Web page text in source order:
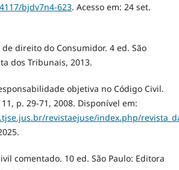
bjdv7n4-623. Acesso em: 24 set.
de direito do Consumidor. 4 ed. São
dos Tribunais, 2013.
objetiva no Código Civil.
p. 29-71, 2008. Disponível em:
revistaejuse/index.php/
comentado. 10 ed. São Paulo: Editora